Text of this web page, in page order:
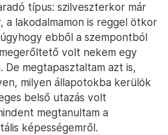
típus: szilveszterkor már
a lakodalmamon is reggel ötkor
ebből a szempontból
volt nekem egy
De megtapasztaltam azt is,
milyen állapotokba kerülök
belső utazás volt
megtanultam a
képességemről.